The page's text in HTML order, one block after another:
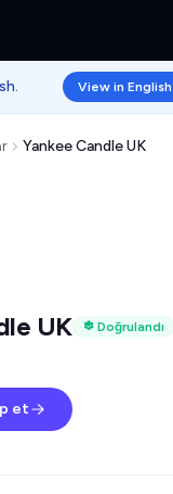
View in
Yankee Candle UK
UK
Doğrulandı
et